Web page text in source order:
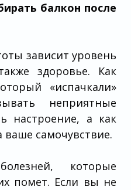
балкон после
зависит уровень
здоровье. Как
«испачкали»
неприятные
настроение, а как
самочувствие.
которые
помет. Если вы не